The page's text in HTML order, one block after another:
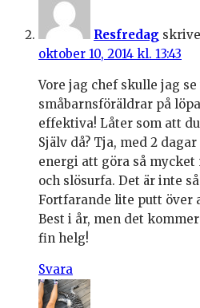
Resfredag
oktober 10, 2014 kl. 13:43
Vore jag chef skulle jag
småbarnsföräldrar på
effektiva! Låter som att
Själv då? Tja, med 2
energi att göra så
och slösurfa. Det är inte
Fortfarande lite putt över
Best i år, men det
fin helg!
Svara